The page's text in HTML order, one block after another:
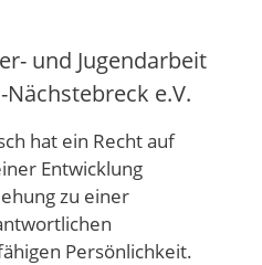
und Jugendarbeit
e.V.
hat ein Recht auf
Entwicklung
zu einer
Persönlichkeit.